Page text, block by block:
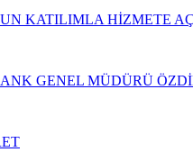
KATILIMLA HİZMETE
GENEL MÜDÜRÜ